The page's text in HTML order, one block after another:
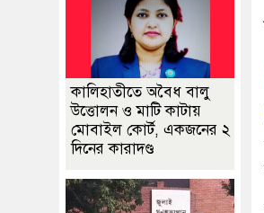
কালিহাতীতে অবৈধ বালু
উত্তোলন ও মাটি কাটায়
মোবাইল কোর্ট, একজনের ২
দিনের কারাদণ্ড